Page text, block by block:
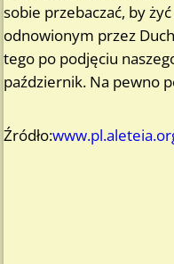
sobie przebaczać, by
odnowionym przez
tego po podjęciu
październik. Na pewno
Źródło: